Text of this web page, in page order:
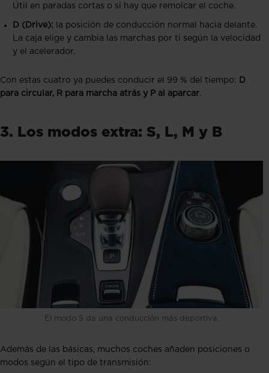
Útil en paradas cortas o si hay que remolcar el coche.
D (Drive): la posición de conducción normal hacia delante.
La caja elige y cambia las marchas por ti según la velocidad
y el acelerador.
Con estas cuatro ya puedes conducir el 99 % del tiempo: D
para circular, R para marcha atrás y P al aparcar.
3. Los modos extra: S, L, M y B
El modo S da una conducción más deportiva.
Además de las básicas, muchos coches añaden posiciones o
modos según el tipo de transmisión: